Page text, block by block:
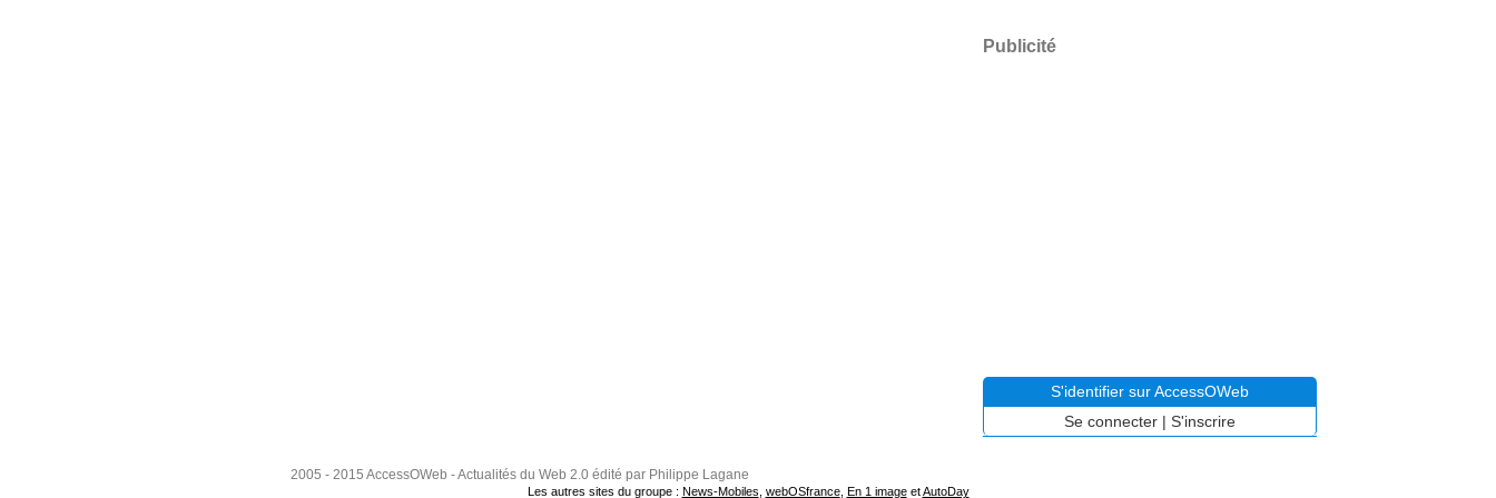
Publicité
S'identifier sur AccessOWeb
Se connecter | S'inscrire
2005 - 2015 AccessOWeb - Actualités du Web 2.0 édité par Philippe Lagane
Les autres sites du groupe : News-Mobiles webOSfrance, En 1 imageetAutoDay